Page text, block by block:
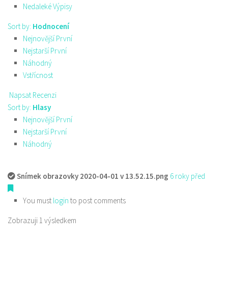
Nedaleké Výpisy
Sort by: Hodnocení
Nejnovější První
Nejstarší První
Náhodný
Vstřícnost
Napsat Recenzi
Sort by: Hlasy
Nejnovější První
Nejstarší První
Náhodný
Snímek obrazovky 2020-04-01 v 13.52.15.png 6 roky před
You must login to post comments
Zobrazuji 1 výsledkem